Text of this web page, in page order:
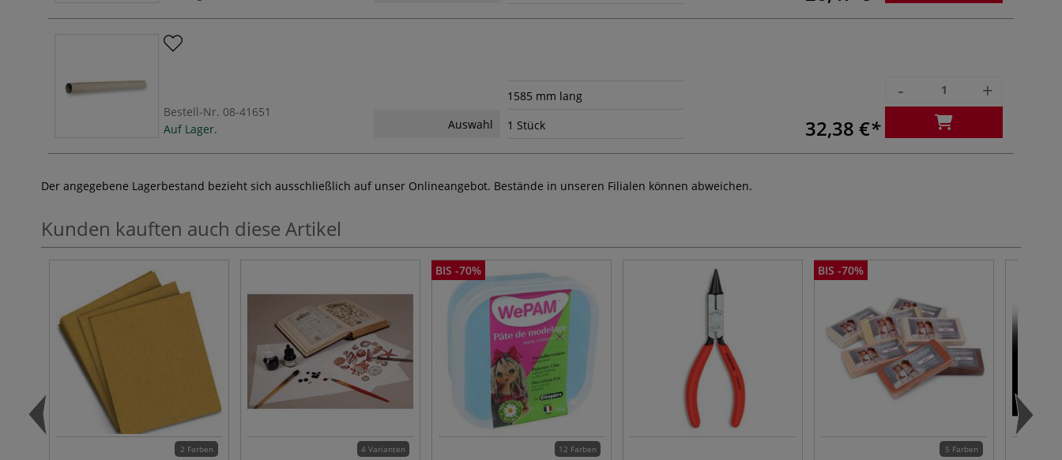
Bestell-Nr. 08-41651
Auf Lager.
1585 mm lang
Auswahl
1 Stück 32,38 €
- +
Der angegebene Lagerbestand bezieht sich ausschließlich auf unser Onlineangebot. Bestände in unseren Filialen können abweichen.
Kunden kauften auch diese Artikel
2 Farben 4 Varianten
BIS -70%
12 Farben
BIS -70%
5 Farben